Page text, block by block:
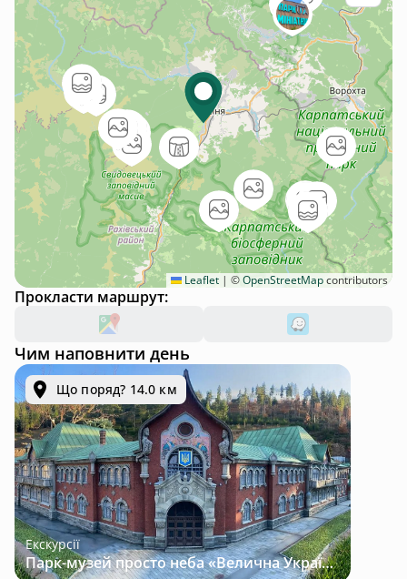
Leaflet | ©OpenStreetMapcontributors
Прокласти маршрут:
Чим наповнити день
Що поряд? 14.0 км
Екскурсії
Парк-музей просто неба «Велична Україна»